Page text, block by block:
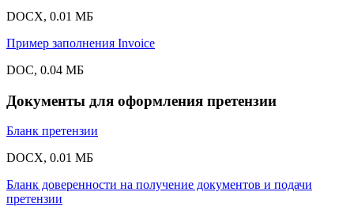
DOCX, 0.01 МБ
Пример заполнения Invoice
DOC, 0.04 МБ
Документы для оформления претензии
Бланк претензии
DOCX, 0.01 МБ
Бланк доверенности на получение документов и подачи
претензии